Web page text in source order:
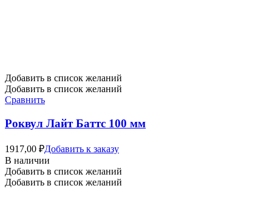
Добавить в список желаний
Добавить в список желаний
Сравнить
Роквул Лайт Баттс 100 мм
1917,00 ₽Добавить к заказу
В наличии
Добавить в список желаний
Добавить в список желаний